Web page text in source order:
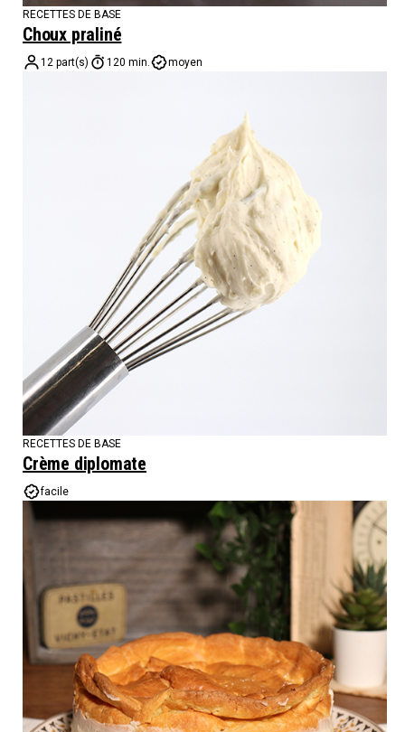
RECETTES DE BASE
Choux praliné
12 part(s) 120 min. moyen
RECETTES DE BASE
Crème diplomate
facile